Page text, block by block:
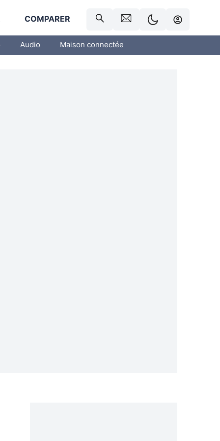
COMPARER
Audio Maison connectée